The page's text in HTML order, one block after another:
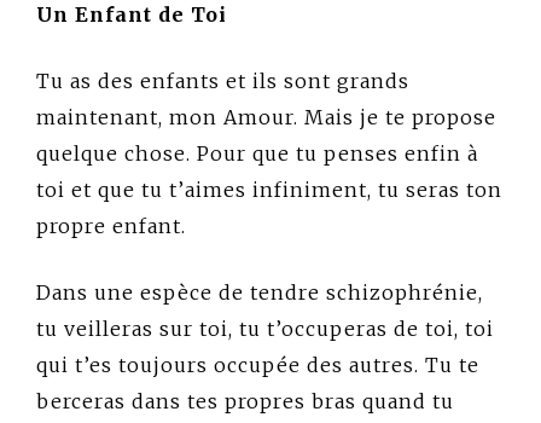
Un Enfant de Toi
Tu as des enfants et ils sont grands
maintenant, mon Amour. Mais je te propose
quelque chose. Pour que tu penses enfin à
toi et que tu t’aimes infiniment, tu seras ton
propre enfant.
Dans une espèce de tendre schizophrénie,
tu veilleras sur toi, tu t’occuperas de toi, toi
qui t’es toujours occupée des autres. Tu te
berceras dans tes propres bras quand tu